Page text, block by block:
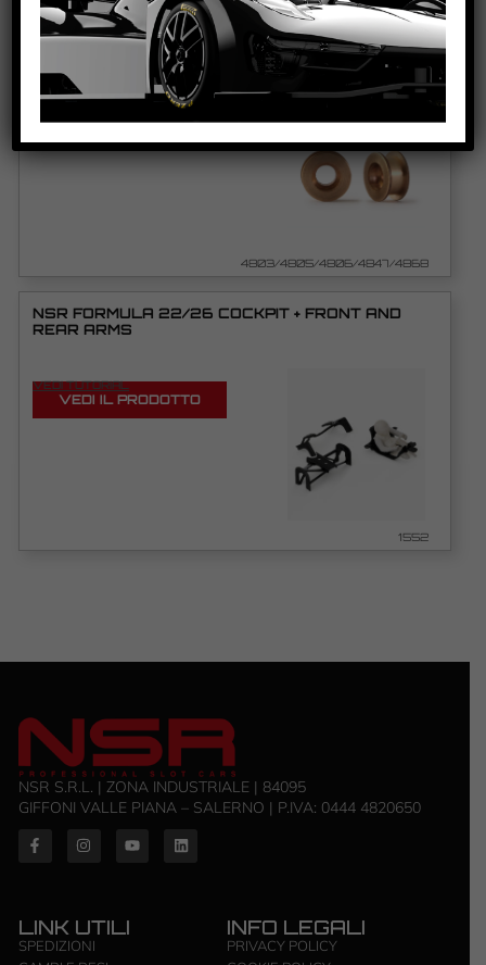
3/32 AUTOLUBRICANT & NO FRICTION
VEDI IL PRODOTTO
4803/4805/4806/4847/4868
NSR FORMULA 22/26 COCKPIT + FRONT AND
REAR ARMS
VEDI TUTORIAL
VEDI IL PRODOTTO
1552
NSR S.R.L. | ZONA INDUSTRIALE | 84095
GIFFONI VALLE PIANA – SALERNO | P.IVA: ‭0444 4820650‬
LINK UTILI
SPEDIZIONI
INFO LEGALI
PRIVACY POLICY